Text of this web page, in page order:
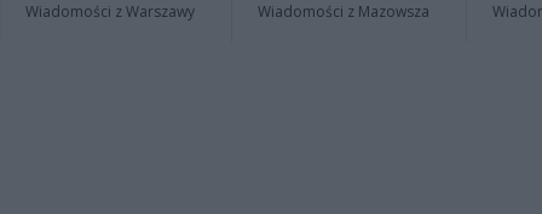
Wiadomości z Warszawy Wiadomości z Mazowsza